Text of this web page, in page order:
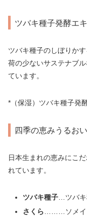
ツバキ種子発酵エ
ツバキ種子のしぼりか
荷の少ないサステナブ
ています。
*（保湿）ツバキ種子発
四季の恵みうるお
日本生まれの恵みにこ
れています。
ツバキ種子…ツバキ
さくら ………ソメイ